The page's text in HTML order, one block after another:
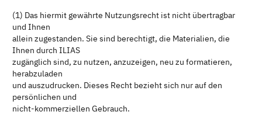
(1) Das hiermit gewährte Nutzungsrecht ist nicht übertragbar
und Ihnen
allein zugestanden. Sie sind berechtigt, die Materialien, die
Ihnen durch ILIAS
zugänglich sind, zu nutzen, anzuzeigen, neu zu formatieren,
herabzuladen
und auszudrucken. Dieses Recht bezieht sich nur auf den
persönlichen und
nicht-kommerziellen Gebrauch.